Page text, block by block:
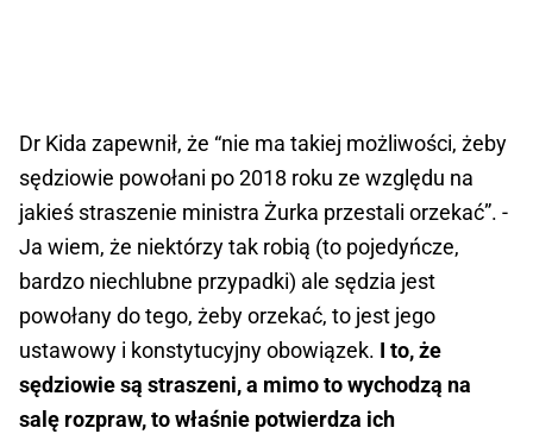
Dr Kida zapewnił, że “nie ma takiej możliwości, żeby
sędziowie powołani po 2018 roku ze względu na
jakieś straszenie ministra Żurka przestali orzekać”. -
Ja wiem, że niektórzy tak robią (to pojedyńcze,
bardzo niechlubne przypadki) ale sędzia jest
powołany do tego, żeby orzekać, to jest jego
ustawowy i konstytucyjny obowiązek. I to, że
sędziowie są straszeni, a mimo to wychodzą na
salę rozpraw, to właśnie potwierdza ich